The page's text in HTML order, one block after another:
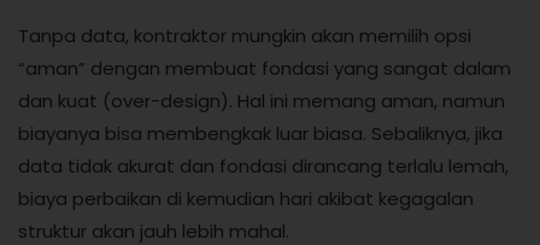
Tanpa data, kontraktor mungkin akan memilih opsi
“aman” dengan membuat fondasi yang sangat dalam
dan kuat (over-design). Hal ini memang aman, namun
biayanya bisa membengkak luar biasa. Sebaliknya, jika
data tidak akurat dan fondasi dirancang terlalu lemah,
biaya perbaikan di kemudian hari akibat kegagalan
struktur akan jauh lebih mahal.